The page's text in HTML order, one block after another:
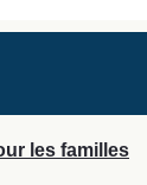
les familles